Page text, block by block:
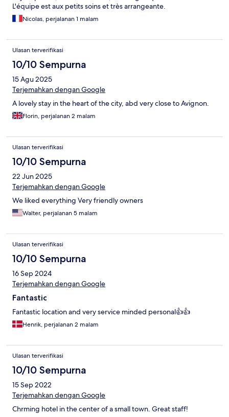
L'équipe est aux petits soins et très arrangeante.
Nicolas, perjalanan 1 malam
Ulasan terverifikasi
10/10 Sempurna
15 Agu 2025
Terjemahkan dengan Google
A lovely stay in the heart of the city, abd very close to Avignon.
Florin, perjalanan 2 malam
Ulasan terverifikasi
10/10 Sempurna
22 Jun 2025
Terjemahkan dengan Google
We liked everything Very friendly owners
Walter, perjalanan 5 malam
Ulasan terverifikasi
10/10 Sempurna
16 Sep 2024
Terjemahkan dengan Google
Fantastic
Fantastic location and very service minded personal👍👍
Henrik, perjalanan 2 malam
Ulasan terverifikasi
10/10 Sempurna
15 Sep 2022
Terjemahkan dengan Google
Chrming hotel in the center of a small town. Great staff!